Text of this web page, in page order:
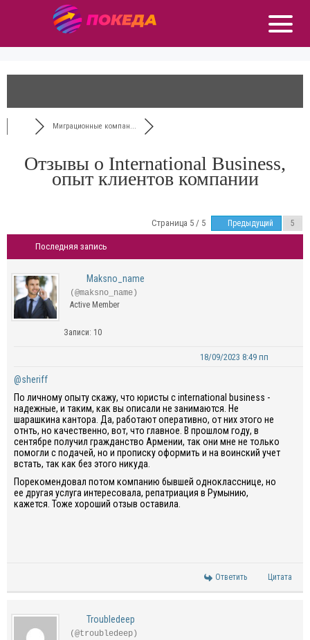
Миграционные компан...
Отзывы о International Business,
опыт клиентов компании
Страница 5 / 5 Предыдущий
Последняя запись
Maksno_name
(@maksno_name)
Active Member
Записи: 10
18/09/2023 8:49 пп
@sheriff
По личному опыту скажу, что юристы с international business -
надежные, и таким, как вы описали не занимаются. Не
шарашкина кантора. Да, работают оперативно, от них этого не
отнть, но качественно, вот, что главное. В прошлом году, в
сентябре получил гражданство Армении, так они мне не только
помогли с подачей, но и прописку оформить и на воинский учет
встать, так как без этого никуда.
Порекомендовал потом компанию бывшей однокласснице, но
ее другая услуга интересовала, репатриация в Румынию,
кажется. Тоже хороший отзыв оставила.
Ответить Цитата
Troubledeep
(@troubledeep)